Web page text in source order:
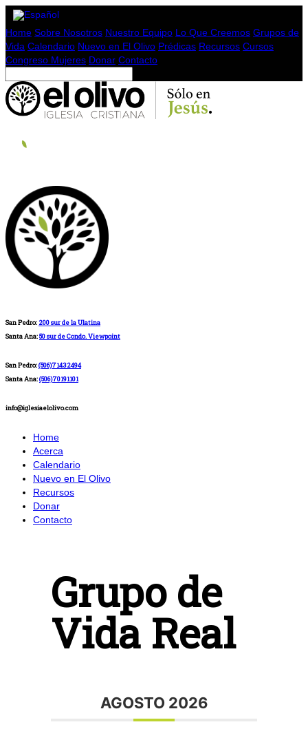
Home Sobre Nosotros Nuestro Equipo Lo Que Creemos Grupos de
Vida Calendario Nuevo en El Olivo Prédicas Recursos Cursos
Congreso Mujeres Donar Contacto
San Pedro: 200 sur de la Ulatina
Santa Ana:50 sur de Condo. Viewpoint
San Pedro:(506)71432494
Santa Ana:(506)70191101
info@iglesiaelolivo.com
Home
Acerca
Calendario
Nuevo en El Olivo
Recursos
Donar
Contacto
Grupo de
Vida Real
AGOSTO 2026